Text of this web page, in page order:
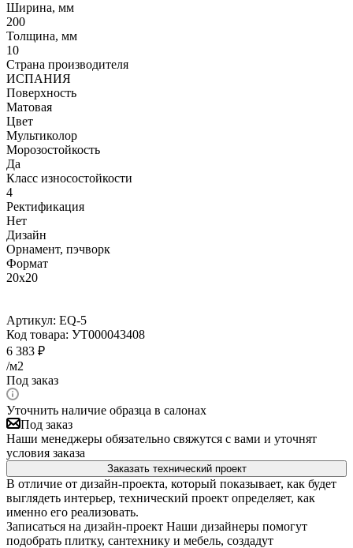
Ширина, мм
200
Толщина, мм
10
Страна производителя
ИСПАНИЯ
Поверхность
Матовая
Цвет
Мультиколор
Морозостойкость
Да
Класс износостойкости
4
Ректификация
Нет
Дизайн
Орнамент, пэчворк
Формат
20x20
Артикул: EQ-5
Код товара: УТ000043408
6 383 ₽
/м2
Под заказ
Уточнить наличие образца в салонах
Под заказ
Наши менеджеры обязательно свяжутся с вами и уточнят
условия заказа
Заказать технический проект
В отличие от дизайн-проекта, который показывает, как будет
выглядеть интерьер, технический проект определяет, как
именно его реализовать.
Записаться на дизайн-проект Наши дизайнеры помогут
подобрать плитку, сантехнику и мебель, создадут